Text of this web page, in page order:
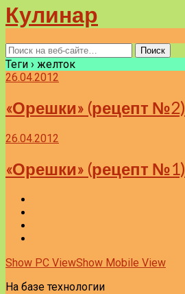
Кулинар
Теги › желток
26.04.2012
«Орешки» (рецепт №2)
26.04.2012
«Орешки» (рецепт №1)
Show PC ViewShow Mobile View
На базе технологии